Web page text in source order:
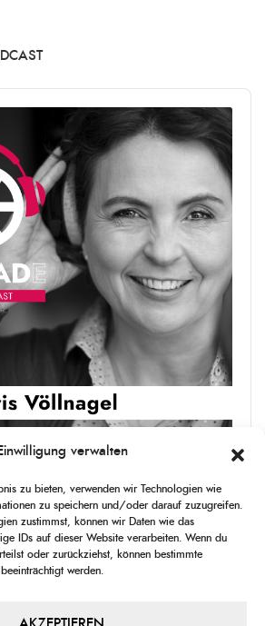
verwalten
zu bieten, verwenden wir Technologien wie
zu speichern und/oder darauf zuzugreifen.
zustimmst, können wir Daten wie das
IDs auf dieser Website verarbeiten. Wenn du
oder zurückziehst, können bestimmte
werden.
auf unterschiedlichen Kontinenten gelebt
mehrere Sprachen und berichtet
über das, was sie erlebt – als Journalistin,